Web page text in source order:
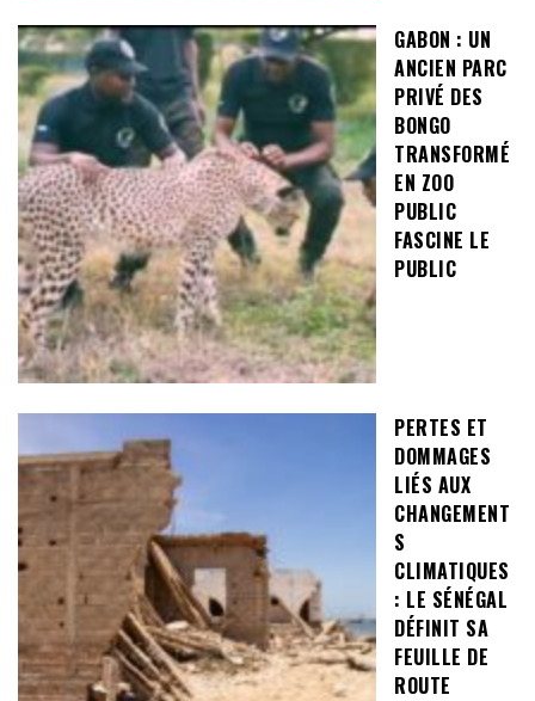
GABON : UN
ANCIEN PARC
PRIVÉ DES
BONGO
TRANSFORMÉ
EN ZOO
PUBLIC
FASCINE LE
PUBLIC
PERTES ET
DOMMAGES
LIÉS AUX
CHANGEMENT
S
CLIMATIQUES
: LE SÉNÉGAL
DÉFINIT SA
FEUILLE DE
ROUTE